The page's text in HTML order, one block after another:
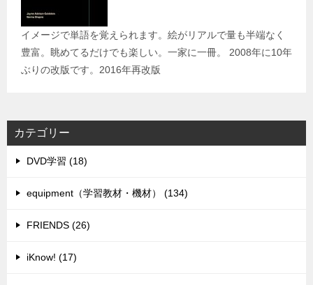
イメージで単語を覚えられます。絵がリアルで量も半端なく
豊富。眺めてるだけでも楽しい。一家に一冊。 2008年に10年
ぶりの改版です。2016年再改版
カテゴリー
DVD学習 (18)
equipment（学習教材・機材） (134)
FRIENDS (26)
iKnow! (17)